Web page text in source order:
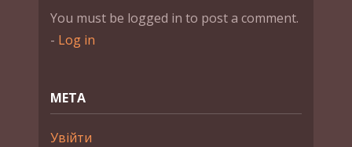
You must be logged in to post a comment.
- Log in
МЕТА
Увійти